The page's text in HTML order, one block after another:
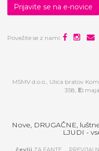
Prijavite se na e-novice
Povežite se z nami:
MSMV d.o.o., Ulica bratov
358, E:
Nove, DRUGAČNE,
LJUDI -
čevlji ZA FANTE